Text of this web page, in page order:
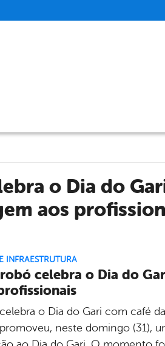
o Dia do
aos
INFRAESTRUTURA
celebra o Dia do
o Dia do Gari com café
neste domingo (31),